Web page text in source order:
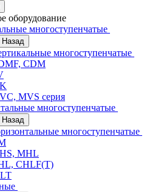
оборудование
многоступенчатые
Назад
многоступенчатые
CDM
MVS серия
многоступенчатые
Назад
многоступенчатые
MHL
CHLF(T)